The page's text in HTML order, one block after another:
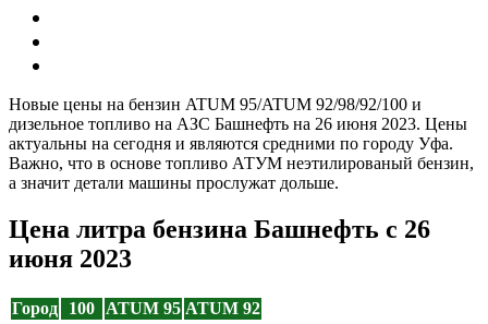
Новые цены на бензин ATUM 95/ATUM 92/98/92/100 и
дизельное топливо на АЗС Башнефть на 26 июня 2023. Цены
актуальны на сегодня и являются средними по городу Уфа.
Важно, что в основе топливо АТУМ неэтилированый бензин,
а значит детали машины прослужат дольше.
Цена литра бензина Башнефть c 26
июня 2023
Город 100 ATUM 95 ATUM 92